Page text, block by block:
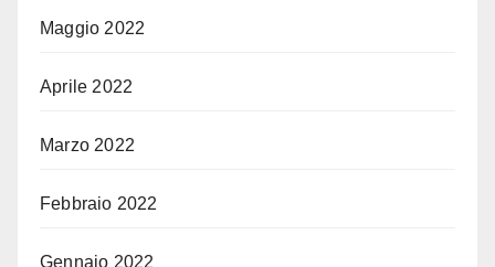
Maggio 2022
Aprile 2022
Marzo 2022
Febbraio 2022
Gennaio 2022